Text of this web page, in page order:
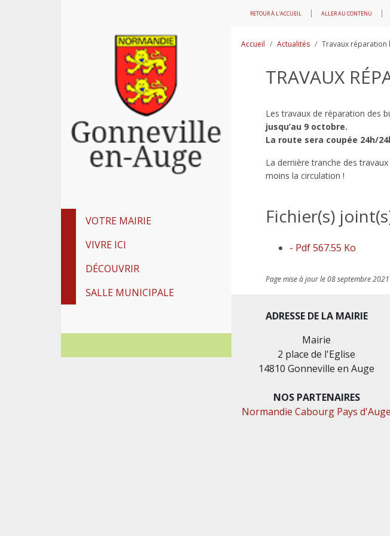
RETOUR À L'ACCUEIL ALLER AU CONTENU
VOTRE MAIRIE
VIVRE ICI
DÉCOUVRIR
SALLE MUNICIPALE
Accueil Actualités Travaux réparation
TRAVAUX
Les travaux de réparation des
jusqu’au 9 octobre.
La route sera coupée 24h/
La dernière tranche des
moins la circulation !
Fichier(s)
- Pdf 567.55 Ko
Page mise à jour le 08 septembre 2021
ADRESSE DE LA MAIRIE
Mairie
2 place de l'Eglise
14810 Gonneville en Auge
NOS PARTENAIRES
Normandie Cabourg Pays d'Auge